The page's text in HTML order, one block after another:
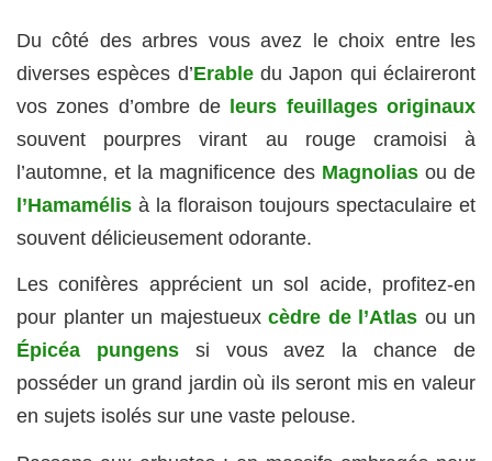
Du côté des arbres vous avez le choix entre les
diverses espèces d’Erabledu Japon qui éclaireront
vos zones d’ombre de leurs feuillages originaux
souvent pourpres virant au rouge cramoisi à
l’automne, et la magnificence des Magnoliasou de
l’Hamamélis à la floraison toujours spectaculaire et
souvent délicieusement odorante.
Les conifères apprécient un sol acide, profitez-en
pour planter un majestueux cèdre de l’Atlas ou un
Épicéa pungenssi vous avez la chance de
posséder un grand jardin où ils seront mis en valeur
en sujets isolés sur une vaste pelouse.